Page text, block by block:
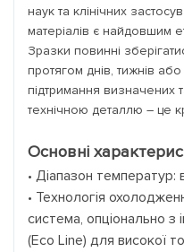
наук та клінічних
матеріалів є найдовшим
Зразки повинні
протягом днів, тижнів
підтримання визначених
технічною деталлю – це
Основні
• Діапазон
• Технологія
система, опціонально
(Eco Line) для високої